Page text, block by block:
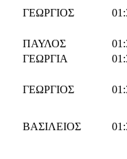
ΓΕΩΡΓΙΟΣ
ΠΑΥΛΟΣ
ΓΕΩΡΓΙΑ
ΓΕΩΡΓΙΟΣ
ΒΑΣΙΛΕΙΟΣ